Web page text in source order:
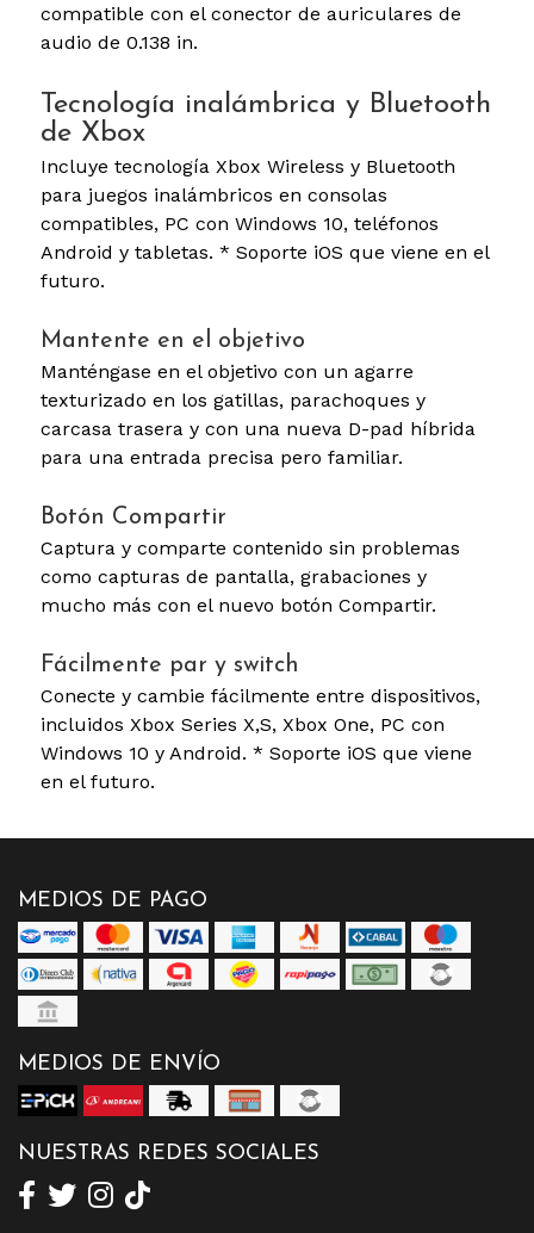
compatible con el conector de auriculares de
audio de 0.138 in.
Tecnología inalámbrica y Bluetooth
de Xbox
Incluye tecnología Xbox Wireless y Bluetooth
para juegos inalámbricos en consolas
compatibles, PC con Windows 10, teléfonos
Android y tabletas. * Soporte iOS que viene en el
futuro.
Mantente en el objetivo
Manténgase en el objetivo con un agarre
texturizado en los gatillas, parachoques y
carcasa trasera y con una nueva D-pad híbrida
para una entrada precisa pero familiar.
Botón Compartir
Captura y comparte contenido sin problemas
como capturas de pantalla, grabaciones y
mucho más con el nuevo botón Compartir.
Fácilmente par y switch
Conecte y cambie fácilmente entre dispositivos,
incluidos Xbox Series X,S, Xbox One, PC con
Windows 10 y Android. * Soporte iOS que viene
en el futuro.
MEDIOS DE PAGO
MEDIOS DE ENVÍO
NUESTRAS REDES SOCIALES